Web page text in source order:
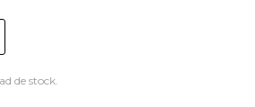
de stock.